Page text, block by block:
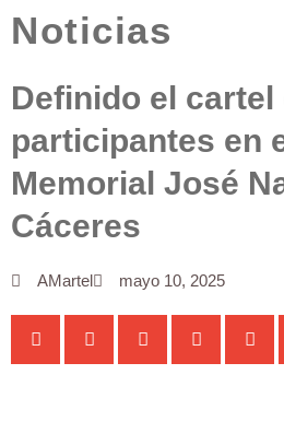
Noticias
Definido el cartel
participantes en
Memorial José
Cáceres
AMartel mayo 10, 2025